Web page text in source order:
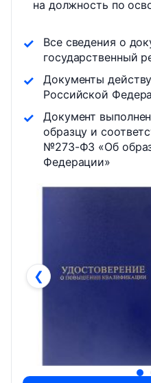
на должность по
Все сведения о
государственный
Документы
Российской
Документ
образцу и
№273-ФЗ «Об
Федерации»
❮